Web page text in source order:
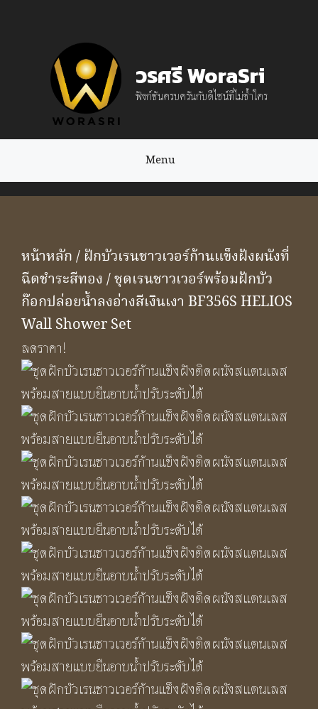
วรศรี WoraSri
ฟังก์ชันครบครันกับดีไซน์ที่ไม่ซ้ำใคร
Menu
หน้าหลัก/ ฝักบัวเรนชาวเวอร์ก้านแข็งฝังผนังที่
ฉีดชำระสีทอง / ชุดเรนชาวเวอร์พร้อมฝักบัว
ก๊อกปล่อยน้ำลงอ่างสีเงินเงา BF356S HELIOS
Wall Shower Set
ลดราคา!